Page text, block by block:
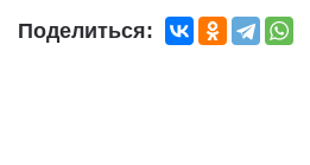
Поделиться: